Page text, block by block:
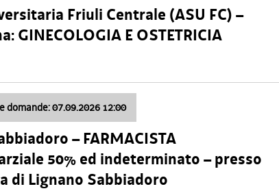
Friuli Centrale (ASU FC) –
GINECOLOGIA E OSTETRICIA
domande: 07.09.2026 12:00
– FARMACISTA
50% ed indeterminato – presso
di Lignano Sabbiadoro